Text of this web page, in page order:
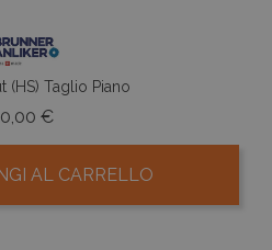
(HS) Taglio Piano
0,00 €Prezzo
AL CARRELLO